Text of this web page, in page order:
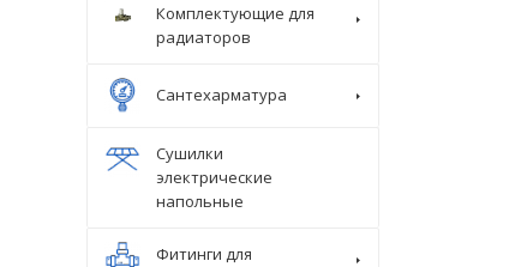
Комплектующие для
радиаторов
Сантехарматура
Сушилки
электрические
напольные
Фитинги для